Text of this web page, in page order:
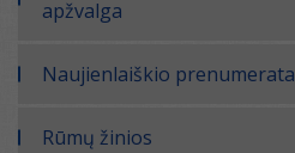
apžvalga
Naujienlaiškio prenumerata
Rūmų žinios